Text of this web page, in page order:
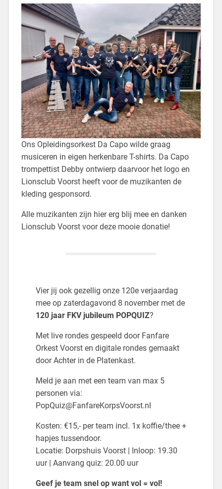
Ons Opleidingsorkest Da Capo wilde graag
musiceren in eigen herkenbare T-shirts. Da Capo
trompettist Debby ontwierp daarvoor het logo en
Lionsclub Voorst heeft voor de muzikanten de
kleding gesponsord.
Alle muzikanten zijn hier erg blij mee en danken
Lionsclub Voorst voor deze mooie donatie!
Vier jij ook gezellig onze 120e verjaardag
mee op zaterdagavond 8 november met de
120 jaar FKV jubileum POPQUIZ?
Met live rondes gespeeld door Fanfare
Orkest Voorst en digitale rondes gemaakt
door Achter in de Platenkast.
Meld je aan met een team van max 5
personen via:
PopQuiz@FanfareKorpsVoorst.nl
Kosten: €15,- per team incl. 1x koffie/thee +
hapjes tussendoor.
Locatie: Dorpshuis Voorst | Inloop: 19.30
uur | Aanvang quiz: 20.00 uur
Geef je team snel op want vol = vol!